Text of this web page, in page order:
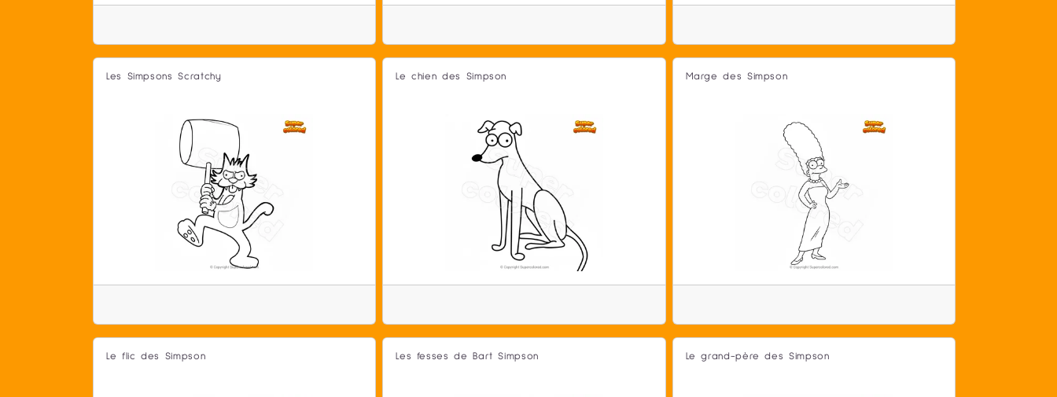
Les Simpsons Scratchy Le chien des Simpson Marge des Simpson
Le flic des Simpson Les fesses de Bart Simpson Le grand-père des Simpson